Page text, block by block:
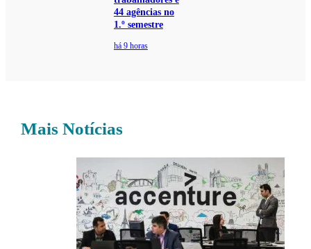
44 agências no
1.º semestre
há 9 horas
Mais Notícias